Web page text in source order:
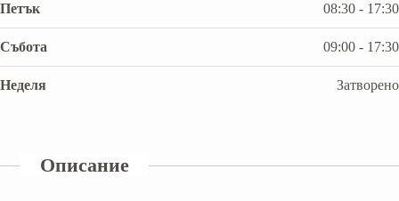
Петък 08:30 - 17:30
Събота 09:00 - 17:30
Неделя Затворено
Описание